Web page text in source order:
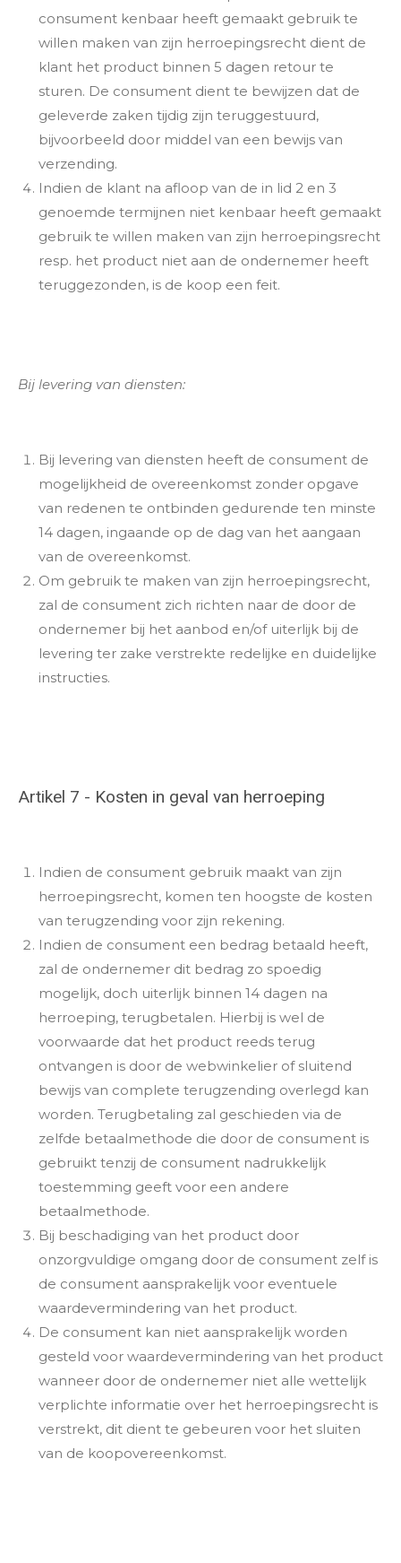
consument kenbaar heeft gemaakt gebruik te
willen maken van zijn herroepingsrecht dient de
klant het product binnen 5 dagen retour te
sturen. De consument dient te bewijzen dat de
geleverde zaken tijdig zijn teruggestuurd,
bijvoorbeeld door middel van een bewijs van
verzending.
Indien de klant na afloop van de in lid 2 en 3
genoemde termijnen niet kenbaar heeft gemaakt
gebruik te willen maken van zijn herroepingsrecht
resp. het product niet aan de ondernemer heeft
teruggezonden, is de koop een feit.
Bij levering van diensten:
Bij levering van diensten heeft de consument de
mogelijkheid de overeenkomst zonder opgave
van redenen te ontbinden gedurende ten minste
14 dagen, ingaande op de dag van het aangaan
van de overeenkomst.
Om gebruik te maken van zijn herroepingsrecht,
zal de consument zich richten naar de door de
ondernemer bij het aanbod en/of uiterlijk bij de
levering ter zake verstrekte redelijke en duidelijke
instructies.
Artikel 7 - Kosten in geval van herroeping
Indien de consument gebruik maakt van zijn
herroepingsrecht, komen ten hoogste de kosten
van terugzending voor zijn rekening.
Indien de consument een bedrag betaald heeft,
zal de ondernemer dit bedrag zo spoedig
mogelijk, doch uiterlijk binnen 14 dagen na
herroeping, terugbetalen. Hierbij is wel de
voorwaarde dat het product reeds terug
ontvangen is door de webwinkelier of sluitend
bewijs van complete terugzending overlegd kan
worden. Terugbetaling zal geschieden via de
zelfde betaalmethode die door de consument is
gebruikt tenzij de consument nadrukkelijk
toestemming geeft voor een andere
betaalmethode.
Bij beschadiging van het product door
onzorgvuldige omgang door de consument zelf is
de consument aansprakelijk voor eventuele
waardevermindering van het product.
De consument kan niet aansprakelijk worden
gesteld voor waardevermindering van het product
wanneer door de ondernemer niet alle wettelijk
verplichte informatie over het herroepingsrecht is
verstrekt, dit dient te gebeuren voor het sluiten
van de koopovereenkomst.